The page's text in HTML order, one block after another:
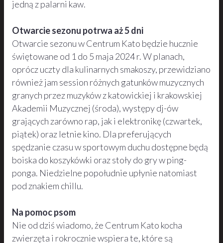
jedną z palarni kaw.
Otwarcie sezonu potrwa aż 5 dni
Otwarcie sezonu w Centrum Kato będzie hucznie
świętowane od 1 do 5 maja 2024 r. W planach,
oprócz uczty dla kulinarnych smakoszy, przewidziano
również jam session różnych gatunków muzycznych
granych przez muzyków z katowickiej i krakowskiej
Akademii Muzycznej (środa), występy dj-ów
grających zarówno rap, jak i elektronikę (czwartek,
piątek) oraz letnie kino. Dla preferujących
spędzanie czasu w sportowym duchu dostępne będą
boiska do koszykówki oraz stoły do gry w ping-
ponga. Niedzielne popołudnie upłynie natomiast
pod znakiem chillu.
Na pomoc psom
Nie od dziś wiadomo, że Centrum Kato kocha
zwierzęta i rokrocznie wspiera te, które są